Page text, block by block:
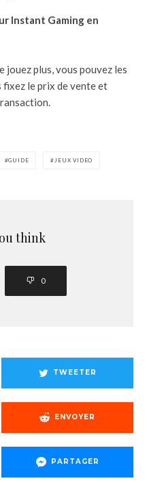
Instant Gaming en
jouez plus, vous pouvez les
fixez le prix de vente et
GUIDE JEUX VIDEO
think
0
TWEETER
ENVOYER
PARTAGER